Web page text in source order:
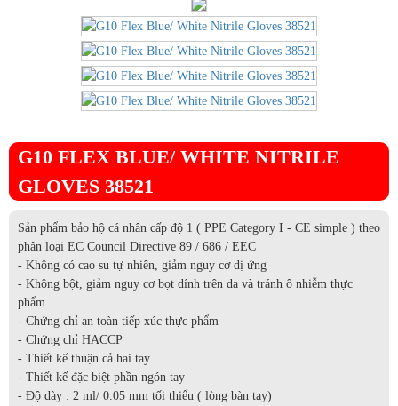
G10 FLEX BLUE/ WHITE NITRILE
GLOVES 38521
Sản phẩm bảo hộ cá nhân cấp độ 1 ( PPE Category I - CE simple ) theo
phân loại EC Council Directive 89 / 686 / EEC
- Không có cao su tự nhiên, giảm nguy cơ dị ứng
- Không bột, giảm nguy cơ bọt dính trên da và tránh ô nhiễm thực
phẩm
- Chứng chỉ an toàn tiếp xúc thực phẩm
- Chứng chỉ HACCP
- Thiết kế thuận cả hai tay
- Thiết kế đặc biệt phần ngón tay
- Độ dày : 2 ml/ 0.05 mm tối thiểu ( lòng bàn tay)